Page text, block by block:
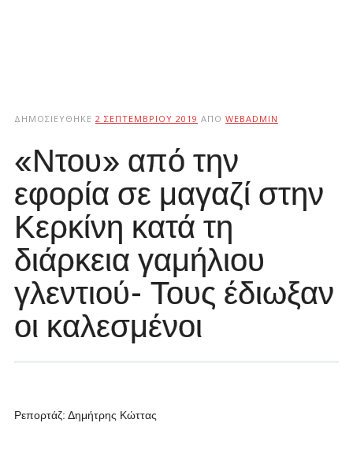
ΔΗΜΟΣΙΕΎΘΗΚΕ 2 ΣΕΠΤΕΜΒΡΊΟΥ 2019 ΑΠΌ WEBADMIN
«Ντου» από την
εφορία σε μαγαζί στην
Κερκίνη κατά τη
διάρκεια γαμήλιου
γλεντιού- Τους έδιωξαν
οι καλεσμένοι
Ρεπορτάζ: Δημήτρης Κώττας